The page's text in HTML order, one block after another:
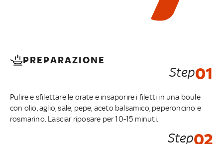
PREPARAZIONE
Step01
Pulire e sfilettare le orate e insaporire i filetti in una boule
con olio, aglio, sale, pepe, aceto balsamico, peperoncino e
rosmarino. Lasciar riposare per 10-15 minuti.
Step02